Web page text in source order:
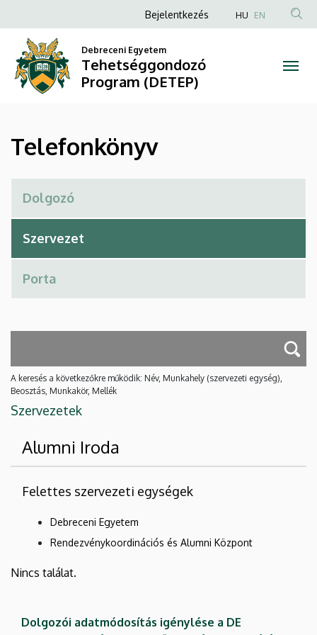
Telefonkönyv
Tehetséggondozó
Program
(DETEP)
a
tartalomra
Anonim
fiók
menüje
Bejelentkezés HU EN
Debreceni Egyetem
Tehetséggondozó
Program (DETEP)
Telefonkönyv
A keresés a következőkre működik: Név, Munkahely (szervezeti egység),
Beosztás, Munkakör, Mellék
Szervezetek
Alumni Iroda
Felettes szervezeti egységek
Debreceni Egyetem
Rendezvénykoordinációs és Alumni Központ
Nincs találat.
Dolgozói adatmódosítás igénylése a DE